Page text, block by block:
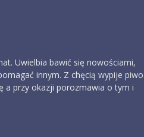
Uwielbia bawić się nowościami,
innym. Z chęcią wypije
a przy okazji porozmawia o tym i